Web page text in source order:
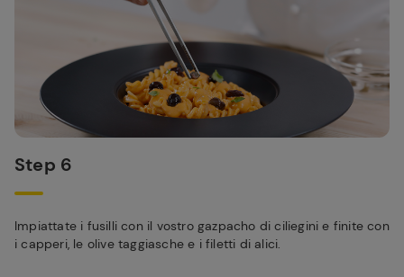
Step 6
Impiattate i fusilli con il vostro gazpacho di ciliegini e finite con
i capperi, le olive taggiasche e i filetti di alici.